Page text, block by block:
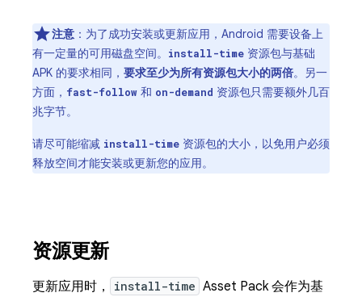
注意 ：为了成功安装或更新应用，Android 需要设备上
有一定量的可用磁盘空间。
install-time 资源包与基础
APK 的要求相同， 要求至少为所有资源包大小的两倍。另一
方面， fast-follow 和 on-demand 资源包只需要额外几百
兆字节。
请尽可能缩减 install-time 资源包的大小，以免用户必须
释放空间才能安装或更新您的应用。
资源更新
更新应用时， install-time Asset Pack 会作为基